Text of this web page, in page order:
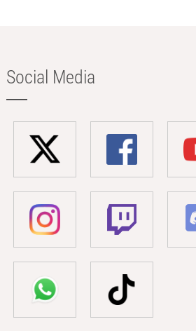
Social Media